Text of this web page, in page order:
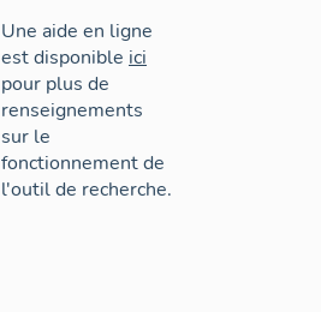
Une aide en ligne
est disponible ici
pour plus de
renseignements
sur le
fonctionnement de
l'outil de recherche.